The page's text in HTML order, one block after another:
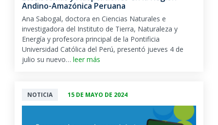
Andino-Amazónica Peruana
Ana Sabogal, doctora en Ciencias Naturales e
investigadora del Instituto de Tierra, Naturaleza y
Energía y profesora principal de la Pontificia
Universidad Católica del Perú, presentó jueves 4 de
julio su nuevo… leer más
NOTICIA 15 DE MAYO DE 2024